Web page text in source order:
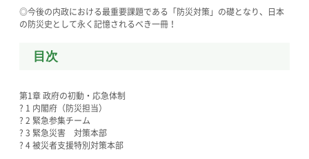
◎今後の内政における最重要課題である「防災対策」の礎となり、日本
の防災史として永く記憶されるべき一冊！
目次
第1章 政府の初動・応急体制
? 1 内閣府（防災担当）
? 2 緊急参集チーム
? 3 緊急災害 対策本部
? 4 被災者支援特別対策本部